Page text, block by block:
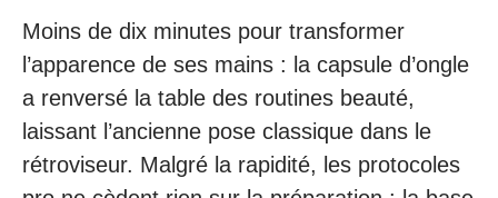
Moins de dix minutes pour transformer
l’apparence de ses mains : la capsule d’ongle
a renversé la table des routines beauté,
laissant l’ancienne pose classique dans le
rétroviseur. Malgré la rapidité, les protocoles